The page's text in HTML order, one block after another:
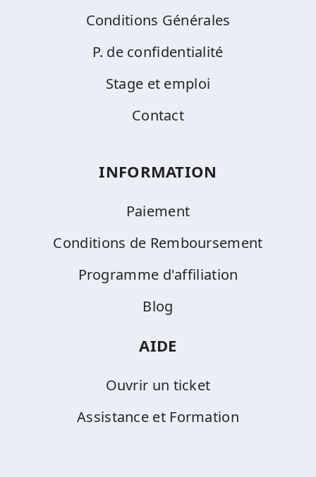
Conditions Générales
P. de confidentialité
Stage et emploi
Contact
INFORMATION
Paiement
Conditions de Remboursement
Programme d'affiliation
Blog
AIDE
Ouvrir un ticket
Assistance et Formation